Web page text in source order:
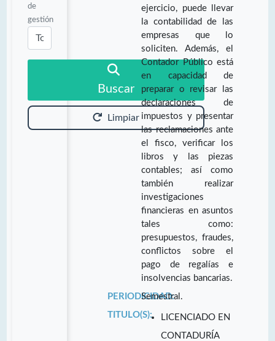
de
gestión
Buscar
Limpiar
ejercicio, puede llevar
la contabilidad de las
empresas que lo
soliciten. Además, el
Contador Público está
en capacidad de
preparar o revisar las
declaraciones de
impuestos y presentar
las reclamaciones ante
el fisco, verificar los
libros y las piezas
contables; así como
también realizar
investigaciones
financieras en asuntos
tales como:
presupuestos, fraudes,
conflictos sobre el
pago de regalías e
insolvencias bancarias.
PERIODICIDAD:
Semestral.
TITULO(S):
LICENCIADO EN
CONTADURÍA